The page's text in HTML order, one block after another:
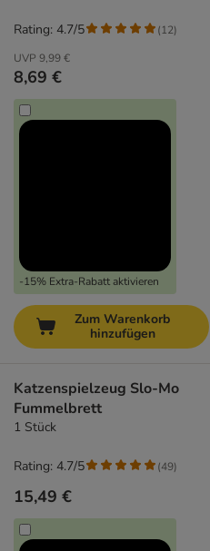
UVP 9,99 €
8,69 €
-15% Extra-Rabatt aktivieren
Rating: 4.7/5 (12)
Zum Warenkorb
hinzufügen
Katzenspielzeug Slo-Mo
Fummelbrett
1 Stück
15,49 €
Rating: 4.7/5 (49)